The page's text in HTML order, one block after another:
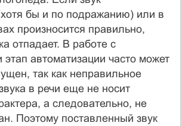
бы и по подражанию) или в
произносится пра­вильно,
отпадает. В работе с
автоматизации часто может
так как неправильное
в речи еще не носит
а следовательно, не
Поэтому поставленный звук